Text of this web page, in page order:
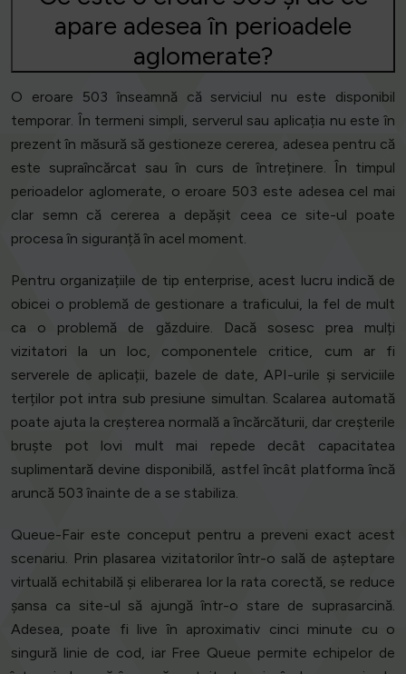
apare adesea în perioadele
aglomerate?
O eroare 503 înseamnă că serviciul nu este disponibil
temporar. În termeni simpli, serverul sau aplicația nu este în
prezent în măsură să gestioneze cererea, adesea pentru că
este supraîncărcat sau în curs de întreținere. În timpul
perioadelor aglomerate, o eroare 503 este adesea cel mai
clar semn că cererea a depășit ceea ce site-ul poate
procesa în siguranță în acel moment.
Pentru organizațiile de tip enterprise, acest lucru indică de
obicei o problemă de gestionare a traficului, la fel de mult
ca o problemă de găzduire. Dacă sosesc prea mulți
vizitatori la un loc, componentele critice, cum ar fi
serverele de aplicații, bazele de date, API-urile și serviciile
terților pot intra sub presiune simultan. Scalarea automată
poate ajuta la creșterea normală a încărcăturii, dar creșterile
bruște pot lovi mult mai repede decât capacitatea
suplimentară devine disponibilă, astfel încât platforma încă
aruncă 503 înainte de a se stabiliza.
Queue-Fair este conceput pentru a preveni exact acest
scenariu. Prin plasarea vizitatorilor într-o sală de așteptare
virtuală echitabilă și eliberarea lor la rata corectă, se reduce
șansa ca site-ul să ajungă într-o stare de suprasarcină.
Adesea, poate fi live în aproximativ cinci minute cu o
singură linie de cod, iar Free Queue permite echipelor de